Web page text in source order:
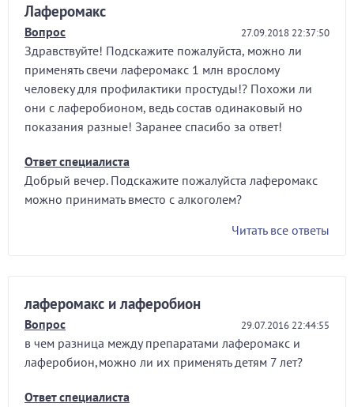
Лаферомакс
Вопрос 27.09.2018 22:37:50
Здравствуйте! Подскажите пожалуйста, можно ли
применять свечи лаферомакс 1 млн врослому
человеку для профилактики простуды!? Похожи ли
они с лаферобионом, ведь состав одинаковый но
показания разные! Заранее спасибо за ответ!
Ответ специалиста
Добрый вечер. Подскажите пожалуйста лаферомакс
можно принимать вместо с алкоголем?
Читать все ответы
лаферомакс и лаферобион
Вопрос 29.07.2016 22:44:55
в чем разница между препаратами лаферомакс и
лаферобион,можно ли их применять детям 7 лет?
Ответ специалиста